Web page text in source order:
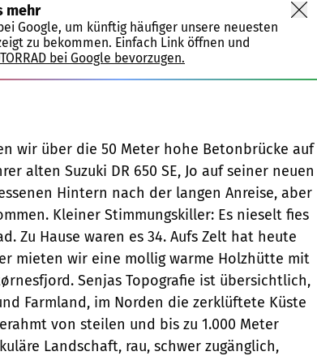
mehr
bei Google, um künftig häufiger unsere neuesten
zu bekommen. Einfach Link öffnen und
bei Google bevorzugen.
wir über die 50 Meter hohe Betonbrücke auf
alten Suzuki DR 650 SE, Jo auf seiner neuen
Hintern nach der langen Anreise, aber
Kleiner Stimmungskiller: Es nieselt fies
Zu Hause waren es 34. Aufs Zelt hat heute
mieten wir eine mollig warme Holzhütte mit
Senjas Topografie ist übersichtlich,
Farmland, im Norden die zerklüftete Küste
von steilen und bis zu 1.000 Meter
Landschaft, rau, schwer zugänglich,